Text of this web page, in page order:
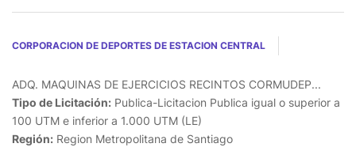
CORPORACION DE DEPORTES DE ESTACION CENTRAL
ADQ. MAQUINAS DE EJERCICIOS RECINTOS CORMUDEP...
Tipo de Licitación: Publica-Licitacion Publica igual o superior a
100 UTM e inferior a 1.000 UTM (LE)
Región: Region Metropolitana de Santiago